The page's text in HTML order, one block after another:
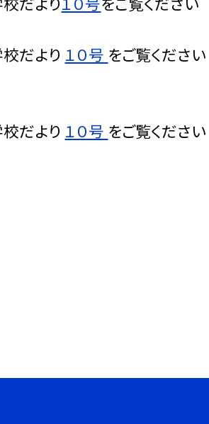
だより １０号 をご覧ください
だより １０号 をご覧ください